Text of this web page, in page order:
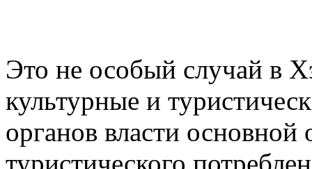
Это не особый случай в
культурные и
органов власти
туристического